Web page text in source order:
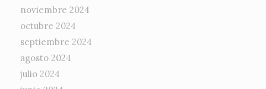
noviembre 2024
octubre 2024
septiembre 2024
agosto 2024
julio 2024